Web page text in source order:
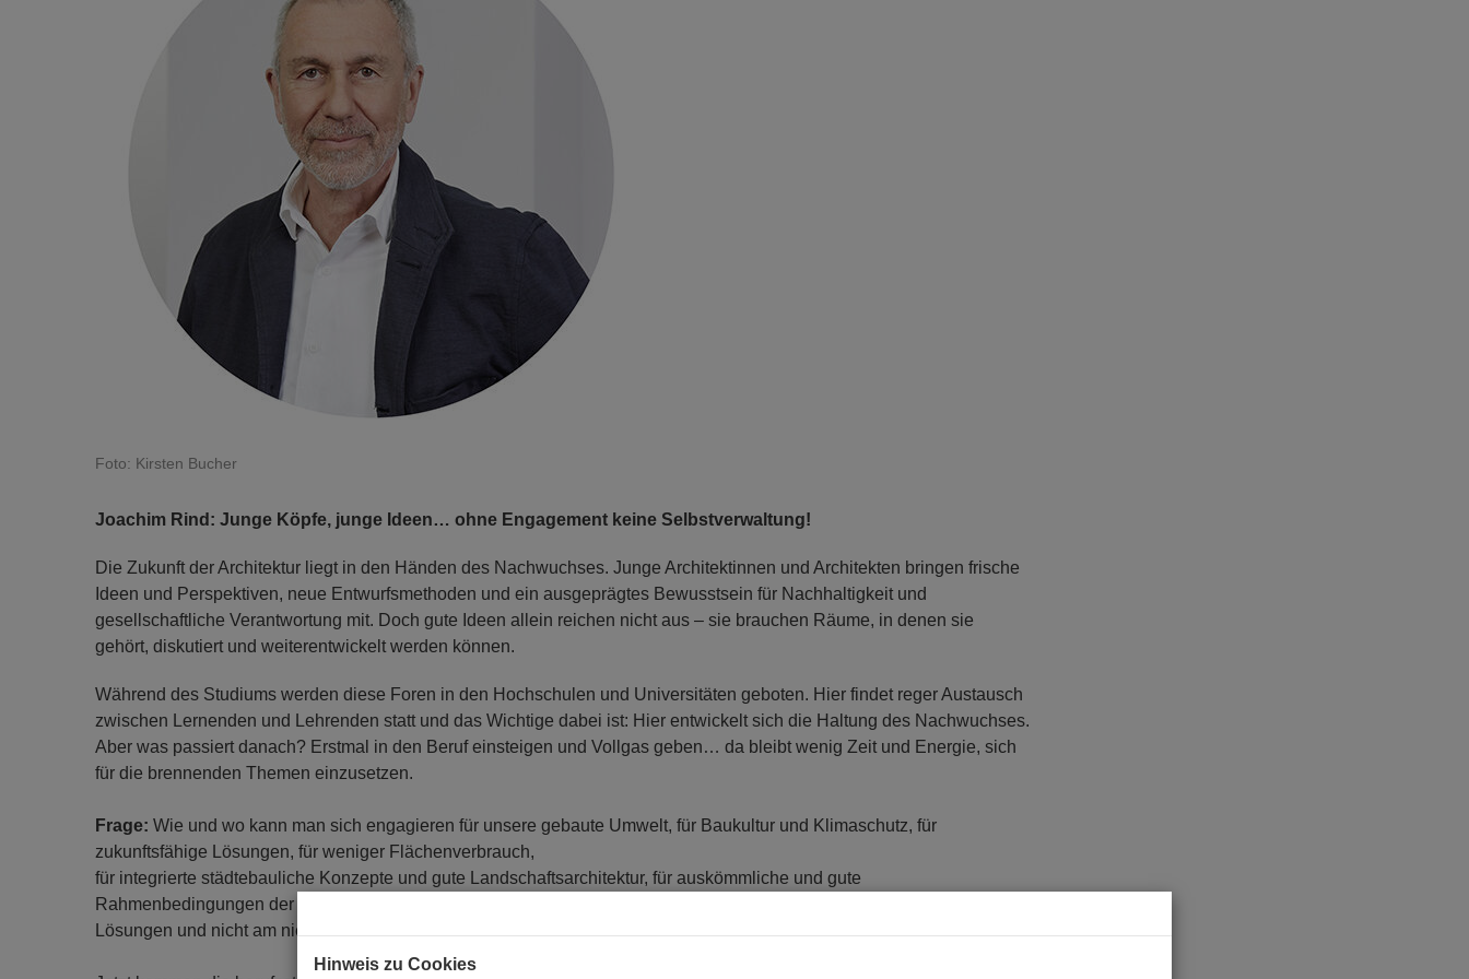
Foto: Kirsten Bucher
Joachim Rind: Junge Köpfe, junge Ideen… ohne Engagement keine Selbstverwaltung!
Die Zukunft der Architektur liegt in den Händen des Nachwuchses. Junge Architektinnen und Architekten bringen frische
Ideen und Perspektiven, neue Entwurfsmethoden und ein ausgeprägtes Bewusstsein für Nachhaltigkeit und
gesellschaftliche Verantwortung mit. Doch gute Ideen allein reichen nicht aus – sie brauchen Räume, in denen sie
gehört, diskutiert und weiterentwickelt werden können.
Während des Studiums werden diese Foren in den Hochschulen und Universitäten geboten. Hier findet reger Austausch
zwischen Lernenden und Lehrenden statt und das Wichtige dabei ist: Hier entwickelt sich die Haltung des Nachwuchses.
Aber was passiert danach? Erstmal in den Beruf einsteigen und Vollgas geben… da bleibt wenig Zeit und Energie, sich
für die brennenden Themen einzusetzen.
Frage: Wie und wo kann man sich engagieren für unsere gebaute Umwelt, für Baukultur und Klimaschutz, für
zukunftsfähige Lösungen, für weniger Flächenverbrauch,
für integrierte städtebauliche Konzepte und gute Landschaftsarchitektur, für auskömmliche und gute
Rahmenbedingungen der Planung, für Auftragsvergaben, die fair ausgehandelt werden und sich an den besten
Lösungen und nicht am niedrigsten Honorar orientieren?
Hinweis zu Cookies